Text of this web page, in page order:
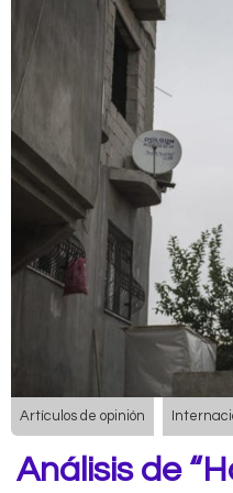
Artículos de opinión
Análisis de